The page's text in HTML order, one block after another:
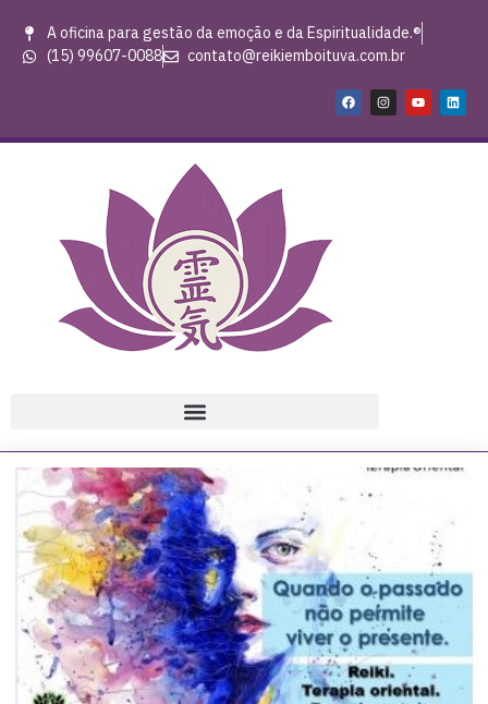
A oficina para gestão da emoção e da Espiritualidade.®
(15) 99607-0088
contato@reikiemboituva.com.br